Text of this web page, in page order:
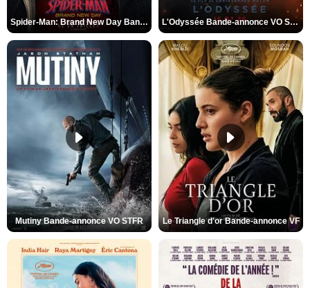
Spider-Man: Brand New Day Bande-annonce VO STFR L'Odyssée Bande-annonce VO STFR
Mutiny Bande-annonce VO STFR Le Triangle d'or Bande-annonce VF